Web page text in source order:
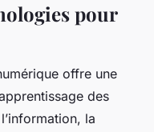
pour
offre une
des
la